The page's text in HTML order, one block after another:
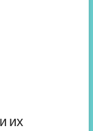
их